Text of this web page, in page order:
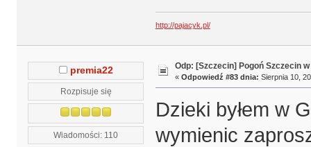
http://pajacyk.pl/
premia22
Rozpisuje się
Wiadomości: 110
Odp: [Szczecin] Pogoń Szczecin
« Odpowiedź #83 dnia: Sierpnia 10,
Dzieki byłem w
wymienic